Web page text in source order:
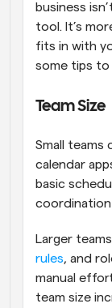
business
tool. It’s
fits in with
some tips to
Team Size
Small teams
calendar
basic
Larger
rules, and
manual
team size